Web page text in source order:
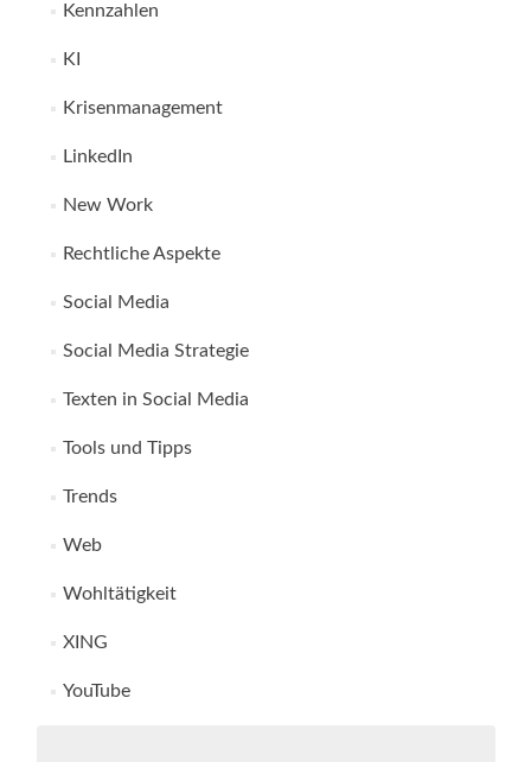
Kennzahlen
KI
Krisenmanagement
LinkedIn
New Work
Rechtliche Aspekte
Social Media
Social Media Strategie
Texten in Social Media
Tools und Tipps
Trends
Web
Wohltätigkeit
XING
YouTube